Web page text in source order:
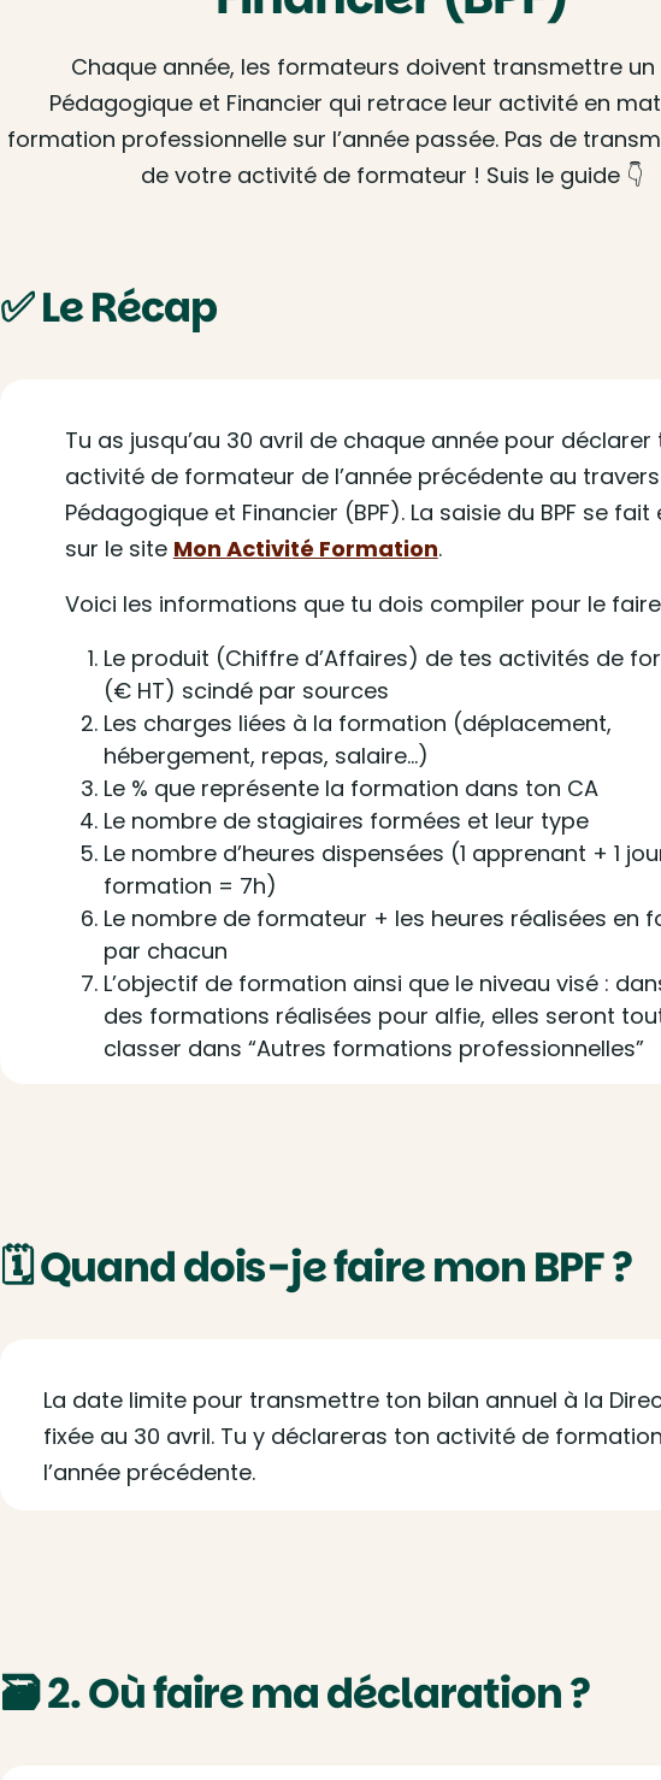
Chaque année, les formateurs doivent transmettre un
Pédagogique et Financier qui retrace leur activité en
formation professionnelle sur l’année passée. Pas de
de votre activité de formateur ! Suis le guide 👇
✅ Le Récap
Tu as jusqu’au 30 avril de chaque année pour déclarer
activité de formateur de l’année précédente au
Pédagogique et Financier (BPF). La saisie du BPF se fait
sur le site Mon Activité Formation.
Voici les informations que tu dois compiler pour le
Le produit (Chiffre d’Affaires) de tes activités de
(€ HT) scindé par sources
Les charges liées à la formation (déplacement,
hébergement, repas, salaire…)
Le % que représente la formation dans ton CA
Le nombre de stagiaires formées et leur type
Le nombre d’heures dispensées (1 apprenant + 1
formation = 7h)
Le nombre de formateur + les heures réalisées en
par chacun
L’objectif de formation ainsi que le niveau visé :
des formations réalisées pour alfie, elles seront
classer dans “Autres formations professionnelles”
🗓️ Quand dois-je faire mon BPF ?
La date limite pour transmettre ton bilan annuel à la
fixée au 30 avril. Tu y déclareras ton activité de
l’année précédente.
🗃️ 2. Où faire ma déclaration ?